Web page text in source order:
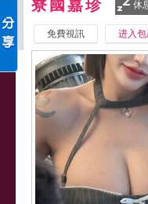
寮國嘉珍 休
免費視訊 进入包